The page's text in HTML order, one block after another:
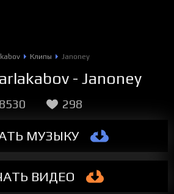
Клипы Janoney
- Janoney
МУЗЫКУ
ВИДЕО
298